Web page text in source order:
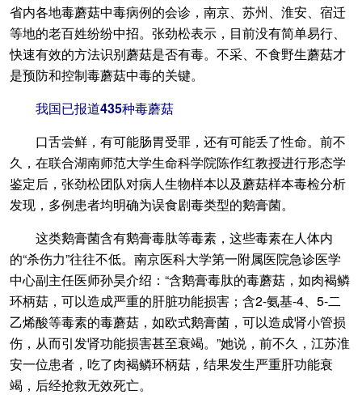
省内各地毒蘑菇中毒病例的会诊，南京、苏州、淮安、宿迁
等地的老百姓纷纷中招。张劲松表示，目前没有简单易行、
快速有效的方法识别蘑菇是否有毒。不采、不食野生蘑菇才
是预防和控制毒蘑菇中毒的关键。
我国已报道435种毒蘑菇
口舌尝鲜，有可能肠胃受罪，还有可能丢了性命。前不
久，在联合湖南师范大学生命科学院陈作红教授进行形态学
鉴定后，张劲松团队对病人生物样本以及蘑菇样本毒检分析
发现，多例患者均明确为误食剧毒类型的鹅膏菌。
这类鹅膏菌含有鹅膏毒肽等毒素，这些毒素在人体内
的“杀伤力”往往不低。南京医科大学第一附属医院急诊医学
中心副主任医师孙昊介绍：“含鹅膏毒肽的毒蘑菇，如肉褐鳞
环柄菇，可以造成严重的肝脏功能损害；含2-氨基-4、5-二
乙烯酸等毒素的毒蘑菇，如欧式鹅膏菌，可以造成肾小管损
伤，从而引发肾功能损害甚至衰竭。”她说，前不久，江苏淮
安一位患者，吃了肉褐鳞环柄菇，结果发生严重肝功能衰
竭，后经抢救无效死亡。